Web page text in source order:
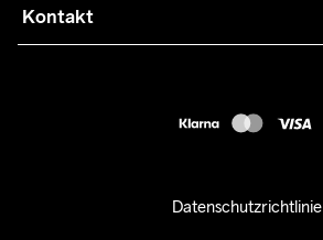
Press
Kundendienst
Kontakt
Datenschutzrichtlinie